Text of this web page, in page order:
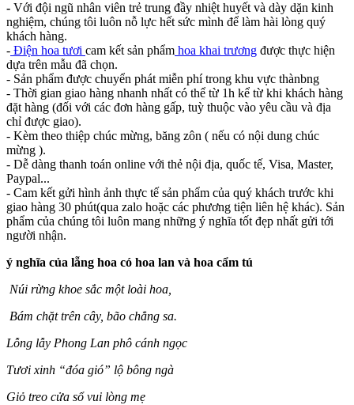
- Với đội ngũ nhân viên trẻ trung đầy nhiệt huyết và dày dặn kinh
nghiệm, chúng tôi luôn nỗ lực hết sức mình để làm hài lòng quý
khách hàng.
- Điện hoa tươi cam kết sản phẩm hoa khai trương được thực hiện
dựa trên mẫu đã chọn.
- Sản phẩm được chuyển phát miễn phí trong khu vực thànbng
- Thời gian giao hàng nhanh nhất có thể từ 1h kể từ khi khách hàng
đặt hàng (đối với các đơn hàng gấp, tuỳ thuộc vào yêu cầu và địa
chỉ được giao).
- Kèm theo thiệp chúc mừng, băng zôn ( nếu có nội dung chúc
mừng ).
- Dễ dàng thanh toán online với thẻ nội địa, quốc tế, Visa, Master,
Paypal...
- Cam kết gửi hình ảnh thực tế sản phẩm của quý khách trước khi
giao hàng 30 phút(qua zalo hoặc các phương tiện liên hệ khác). Sản
phẩm của chúng tôi luôn mang những ý nghĩa tốt đẹp nhất gửi tới
người nhận.
ý nghĩa của lẵng hoa có hoa lan và hoa cẩm tú
Núi rừng khoe sắc một loài hoa,
Bám chặt trên cây, bão chẳng sa.
Lỗng lẫy Phong Lan phô cánh ngọc
Tươi xinh “đóa gió” lộ bông ngà
Giỏ treo cửa sổ vui lòng mẹ